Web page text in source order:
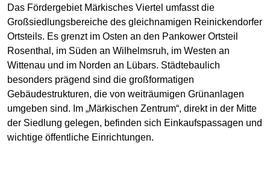
Das Fördergebiet Märkisches Viertel umfasst die
Großsiedlungsbereiche des gleichnamigen Reinickendorfer
Ortsteils. Es grenzt im Osten an den Pankower Ortsteil
Rosenthal, im Süden an Wilhelmsruh, im Westen an
Wittenau und im Norden an Lübars. Städtebaulich
besonders prägend sind die großformatigen
Gebäudestrukturen, die von weiträumigen Grünanlagen
umgeben sind. Im „Märkischen Zentrum“, direkt in der Mitte
der Siedlung gelegen, befinden sich Einkaufspassagen und
wichtige öffentliche Einrichtungen.